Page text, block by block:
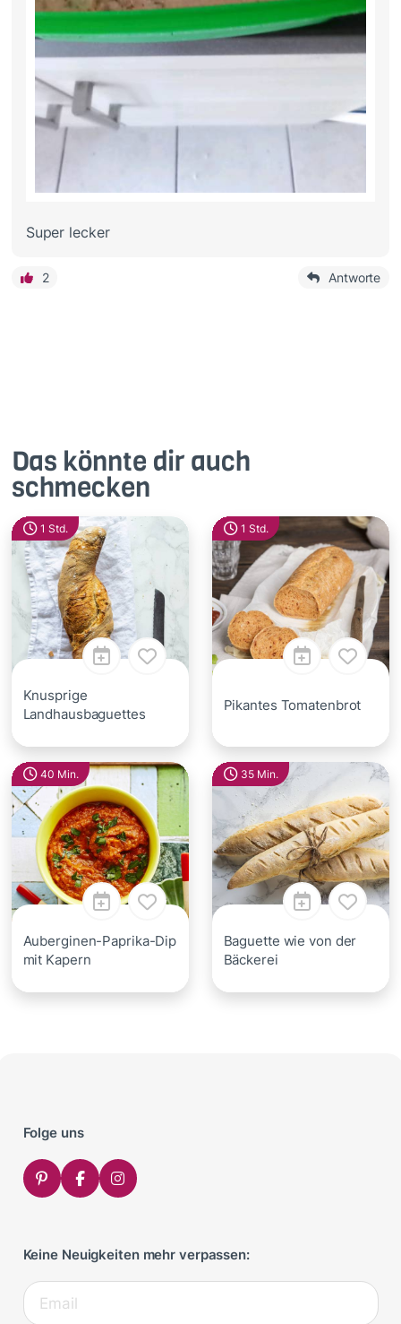
Super lecker
2 Antworte
Das könnte dir auch
schmecken
1 Std.
Knusprige
Landhausbaguettes
1 Std.
Pikantes Tomatenbrot
40 Min.
Auberginen-Paprika-Dip
mit Kapern
35 Min.
Baguette wie von der
Bäckerei
Folge uns
Keine Neuigkeiten mehr verpassen: